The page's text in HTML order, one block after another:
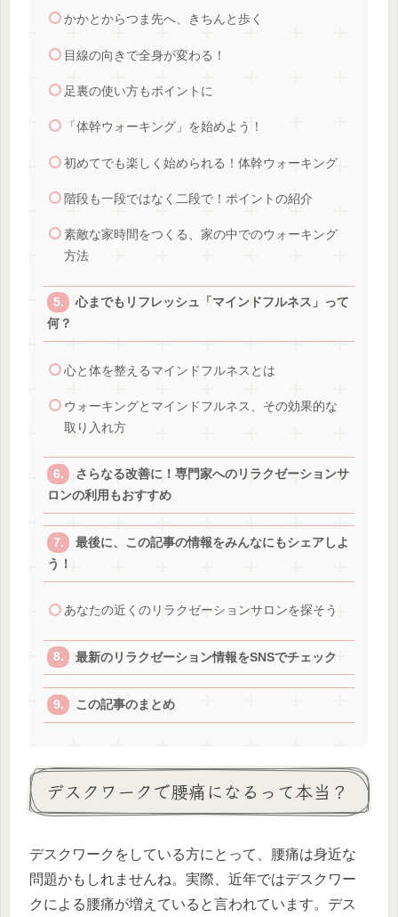
かかとからつま先へ、きちんと歩く
目線の向きで全身が変わる！
足裏の使い方もポイントに
「体幹ウォーキング」を始めよう！
初めてでも楽しく始められる！体幹ウォーキング
階段も一段ではなく二段で！ポイントの紹介
素敵な家時間をつくる、家の中でのウォーキング
方法
心までもリフレッシュ「マインドフルネス」って
何？
心と体を整えるマインドフルネスとは
ウォーキングとマインドフルネス、その効果的な
取り入れ方
さらなる改善に！専門家へのリラクゼーションサ
ロンの利用もおすすめ
最後に、この記事の情報をみんなにもシェアしよ
う！
あなたの近くのリラクゼーションサロンを探そう
最新のリラクゼーション情報をSNSでチェック
この記事のまとめ
デスクワークで腰痛になるって本当？
デスクワークをしている方にとって、腰痛は身近な
問題かもしれませんね。実際、近年ではデスクワー
クによる腰痛が増えていると言われています。デス